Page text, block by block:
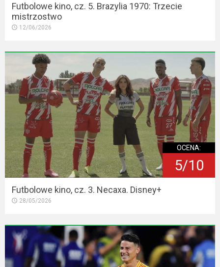
Futbolowe kino, cz. 5. Brazylia 1970: Trzecie
mistrzostwo
12/06/2026
OCENA:
5/10
Futbolowe kino, cz. 3. Necaxa. Disney+
28/05/2026